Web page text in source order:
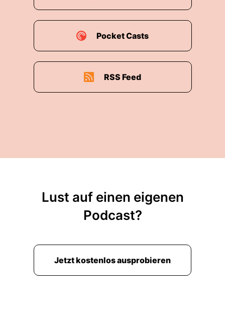
Pocket Casts
RSS Feed
Lust auf einen eigenen
Podcast?
Jetzt kostenlos ausprobieren